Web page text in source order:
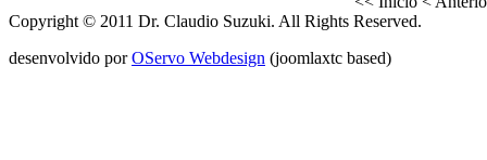
Copyright © 2011 Dr. Claudio Suzuki. All Rights Reserved.
desenvolvido porOServo Webdesign (joomlaxtc based)